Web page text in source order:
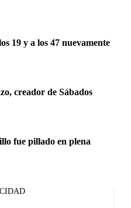
19 y a los 47 nuevamente
creador de Sábados
fue pillado en plena